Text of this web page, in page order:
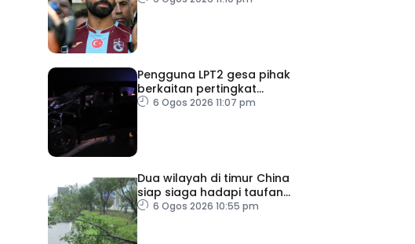
Pengguna LPT2 gesa pihak
berkaitan pertingkat
keselamatan
6 Ogos 2026 11:07 pm
Dua wilayah di timur China
siap siaga hadapi taufan
Dolphin
6 Ogos 2026 10:55 pm